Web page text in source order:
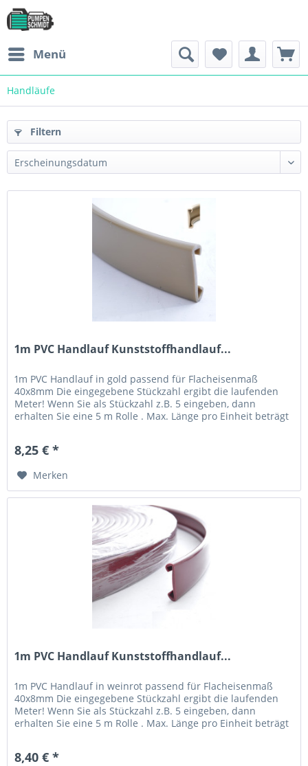
Menü
Handläufe
Filtern
1m PVC Handlauf Kunststoffhandlauf...
1m PVC Handlauf in gold passend für Flacheisenmaß
40x8mm Die eingegebene Stückzahl ergibt die laufenden
Meter! Wenn Sie als Stückzahl z.B. 5 eingeben, dann
erhalten Sie eine 5 m Rolle . Max. Länge pro Einheit beträgt
8,25 € *
Merken
1m PVC Handlauf Kunststoffhandlauf...
1m PVC Handlauf in weinrot passend für Flacheisenmaß
40x8mm Die eingegebene Stückzahl ergibt die laufenden
Meter! Wenn Sie als Stückzahl z.B. 5 eingeben, dann
erhalten Sie eine 5 m Rolle . Max. Länge pro Einheit beträgt
8,40 € *